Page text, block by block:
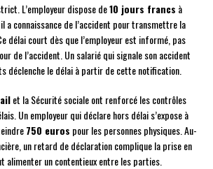
L’employeur dispose de10 jours francs à
a connaissance de l’accident pour transmettre la
délai court dès que l’employeur est informé, pas
de l’accident. Un salarié qui signale son accident
déclenche le délai à partir de cette notification.
et la Sécurité sociale ont renforcé les contrôles
Un employeur qui déclare hors délai s’expose à
750 euros pour les personnes physiques. Au-
un retard de déclaration complique la prise en
alimenter un contentieux entre les parties.